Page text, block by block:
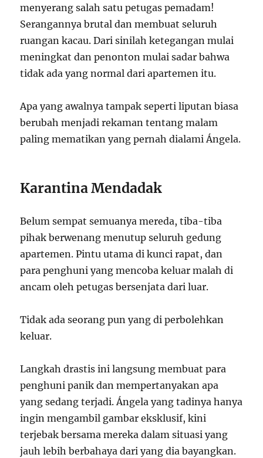
menyerang salah satu petugas pemadam!
Serangannya brutal dan membuat seluruh
ruangan kacau. Dari sinilah ketegangan mulai
meningkat dan penonton mulai sadar bahwa
tidak ada yang normal dari apartemen itu.
Apa yang awalnya tampak seperti liputan biasa
berubah menjadi rekaman tentang malam
paling mematikan yang pernah dialami Ángela.
Karantina Mendadak
Belum sempat semuanya mereda, tiba-tiba
pihak berwenang menutup seluruh gedung
apartemen. Pintu utama di kunci rapat, dan
para penghuni yang mencoba keluar malah di
ancam oleh petugas bersenjata dari luar.
Tidak ada seorang pun yang di perbolehkan
keluar.
Langkah drastis ini langsung membuat para
penghuni panik dan mempertanyakan apa
yang sedang terjadi. Ángela yang tadinya hanya
ingin mengambil gambar eksklusif, kini
terjebak bersama mereka dalam situasi yang
jauh lebih berbahaya dari yang dia bayangkan.